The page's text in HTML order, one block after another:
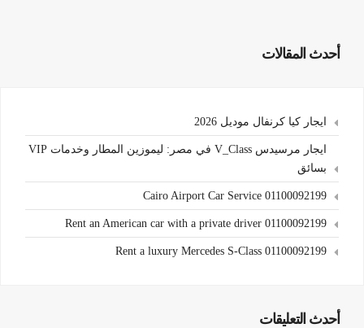
أحدث المقالات
ايجار كيا كرنفال موديل 2026
ايجار مرسيدس V_Class في مصر: ليموزين المطار وخدمات VIP
بسائق
Cairo Airport Car Service 01100092199
Rent an American car with a private driver 01100092199
Rent a luxury Mercedes S-Class 01100092199
أحدث التعليقات